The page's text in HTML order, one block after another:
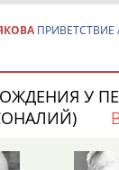
ПРИВЕТСТВИЕ
У